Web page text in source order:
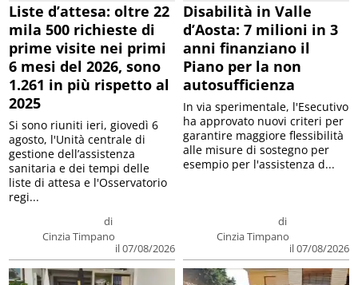
Liste d’attesa: oltre 22
mila 500 richieste di
prime visite nei primi
6 mesi del 2026, sono
1.261 in più rispetto al
2025
di
Cinzia Timpano
il 07/08/2026
Si sono riuniti ieri, giovedì 6
agosto, l'Unità centrale di
gestione dell’assistenza
sanitaria e dei tempi delle
liste di attesa e l'Osservatorio
regi...
Disabilità in Valle
d’Aosta: 7 milioni in 3
anni finanziano il
Piano per la non
autosufficienza
di
Cinzia Timpano
il 07/08/2026
In via sperimentale, l'Esecutivo
ha approvato nuovi criteri per
garantire maggiore flessibilità
alle misure di sostegno per
esempio per l'assistenza d...